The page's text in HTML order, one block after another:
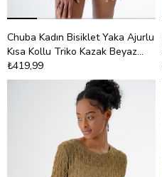
Chuba Kadın Bisiklet Yaka Ajurlu
Kısa Kollu Triko Kazak Beyaz
24S167
₺419,99